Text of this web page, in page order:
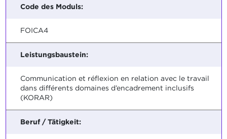
Code des Moduls:
FOICA4
Leistungsbaustein:
Communication et réflexion en relation avec le travail
dans différents domaines d’encadrement inclusifs
(KORAR)
Beruf / Tätigkeit: